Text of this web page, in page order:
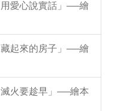
愛心說實話」──繪
起來的房子」──繪
火要趁早」──繪本